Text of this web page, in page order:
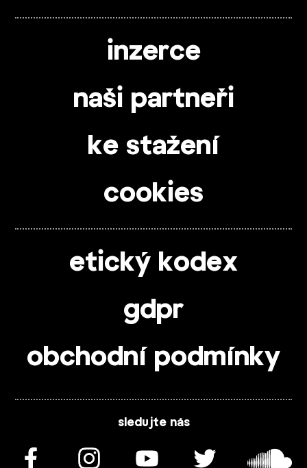
inzerce
naši partneři
ke stažení
cookies
etický kodex
gdpr
obchodní podmínky
sledujte nás